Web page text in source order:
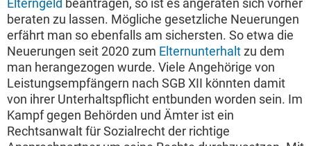
Elterngeld beantragen, so ist es angeraten sich vorher
beraten zu lassen. Mögliche gesetzliche Neuerungen
erfährt man so ebenfalls am sichersten. So etwa die
Neuerungen seit 2020 zum Elternunterhaltzu dem
man herangezogen wurde. Viele Angehörige von
Leistungsempfängern nach SGB XII könnten damit
von ihrer Unterhaltspflicht entbunden worden sein. Im
Kampf gegen Behörden und Ämter ist ein
Rechtsanwalt für Sozialrecht der richtige